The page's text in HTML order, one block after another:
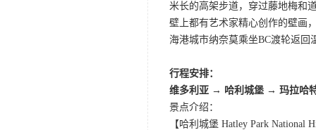
米长的高架步道，穿过藤地梅和
壁上都有艺术家精心创作的壁画
海港城市纳奈莫乘坐BC渡轮返回
行程安排：
维多利亚 → 哈利城堡 → 玛拉哈
景点介绍：
【哈利城堡 Hatley Park National